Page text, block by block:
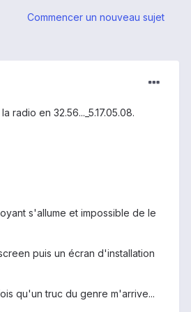
Commencer un nouveau sujet
radio en 32.56..._5.17.05.08.
s'allume et impossible de le
puis un écran d'installation
qu'un truc du genre m'arrive...